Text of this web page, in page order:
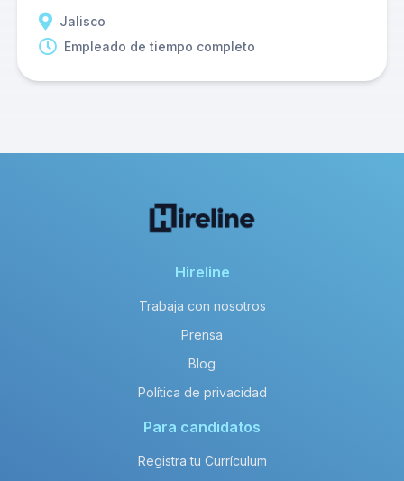
Jalisco
Empleado de tiempo completo
Hireline
Trabaja con nosotros
Prensa
Blog
Política de privacidad
Para candidatos
Registra tu Currículum